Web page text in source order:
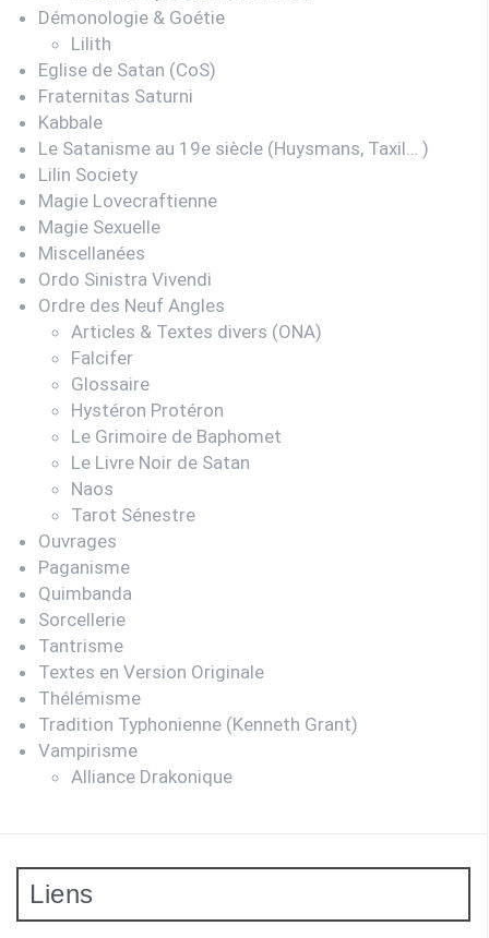
Démonologie & Goétie
Lilith
Eglise de Satan (CoS)
Fraternitas Saturni
Kabbale
Le Satanisme au 19e siècle (Huysmans, Taxil… )
Lilin Society
Magie Lovecraftienne
Magie Sexuelle
Miscellanées
Ordo Sinistra Vivendi
Ordre des Neuf Angles
Articles & Textes divers (ONA)
Falcifer
Glossaire
Hystéron Protéron
Le Grimoire de Baphomet
Le Livre Noir de Satan
Naos
Tarot Sénestre
Ouvrages
Paganisme
Quimbanda
Sorcellerie
Tantrisme
Textes en Version Originale
Thélémisme
Tradition Typhonienne (Kenneth Grant)
Vampirisme
Alliance Drakonique
Liens